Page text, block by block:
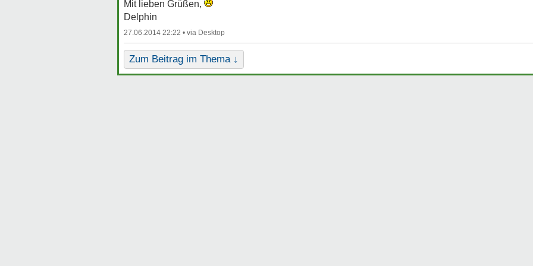
Mit lieben Grüßen,
Delphin
27.06.2014 22:22 •
Zum Beitrag im Thema ↓